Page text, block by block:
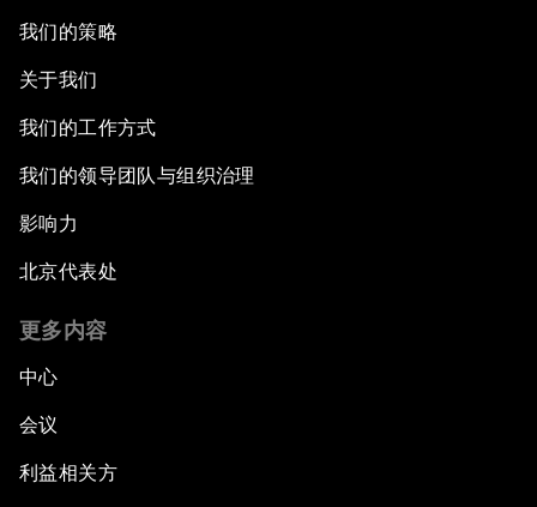
我们的策略
关于我们
我们的工作方式
我们的领导团队与组织治理
影响力
北京代表处
更多内容
中心
会议
利益相关方